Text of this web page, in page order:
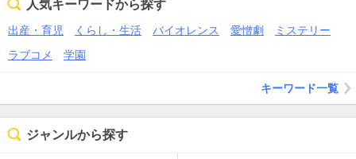
人気キーワードから探す
出産・育児 くらし・生活 バイオレンス 愛憎劇
ミステリー
ラブコメ
学園
キーワード一覧
ジャンルから探す